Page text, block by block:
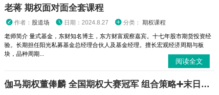
老蒋 期权面对面全套课程
作者： 股道场 日期：2024.8.27 分类： 期权课程
老师简介 量式基金，东财知名博主，东方财富观察嘉宾。十七年股市期货投资经
验。长期担任阳光私募基金总经理合伙人及基金经理。擅长宏观经济周期与板
块，品种周期...
阅读全文
伽马期权董俸麟 全国期权大赛冠军 组合策略➕末日轮视频课程